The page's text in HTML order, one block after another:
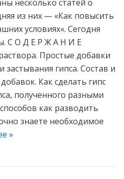
несколько статей о
из них — «Как повысить
условиях«. Сегодня
С О Д Е Р Ж А Н И Е
Простые добавки
гипса. Состав и
Как сделать гипс
полученного разными
как разводить
знаете необходимое
»